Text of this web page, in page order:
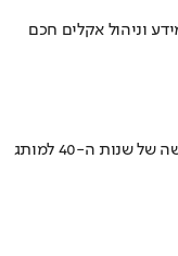
וניהול אקלים חכם
איך אסם הפכה את תקופת הצנע והמחסור הקשה של שנות ה-40 למותג